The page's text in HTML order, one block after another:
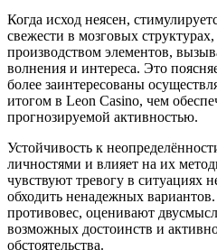
Когда исход неясен,
свежести в мозговых
производством элементов,
волнения и интереса. Это
более заинтересованы
итогом в Leon Casino, чем
прогнозируемой активностью.
Устойчивость к
личностями и влияет на их
чувствуют тревогу в ситуациях
обходить ненадежных
противовес, оценивают
возможных достоинств и
обстоятельства.